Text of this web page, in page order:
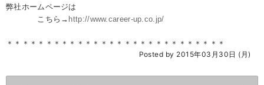
弊社ホームページは
こちら→ http://www.career-up.co.jp/
＊＊＊＊＊＊＊＊＊＊＊＊＊＊＊＊＊＊＊＊＊＊＊＊＊＊＊＊
Posted by 2015年03月30日 (月)